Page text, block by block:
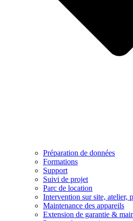
Préparation de données
Formations
Support
Suivi de projet
Parc de location
Intervention sur site, atelier,
Maintenance des appareils
Extension de garantie &